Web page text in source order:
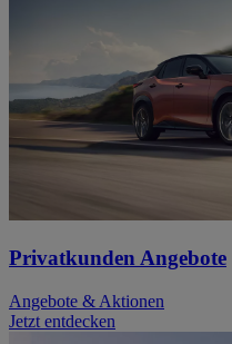
Privatkunden Angebote
Angebote & Aktionen
Jetzt entdecken